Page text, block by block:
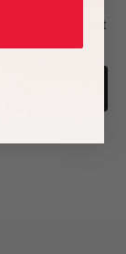
+ un discount